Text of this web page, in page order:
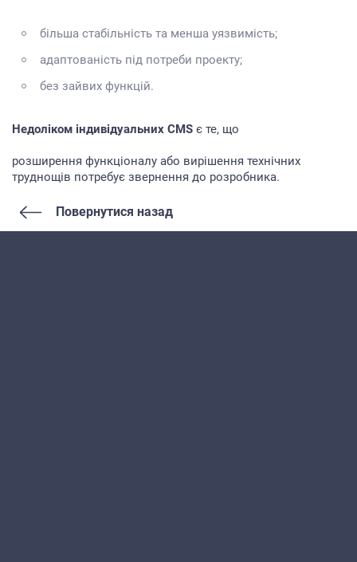
більша стабільність та менша уязвимість;
адаптованість під потреби проекту;
без зайвих функцій.
Недоліком індивідуальних CMS є те, що
розширення функціоналу або вирішення технічних
труднощів потребує звернення до розробника.
Повернутися назад